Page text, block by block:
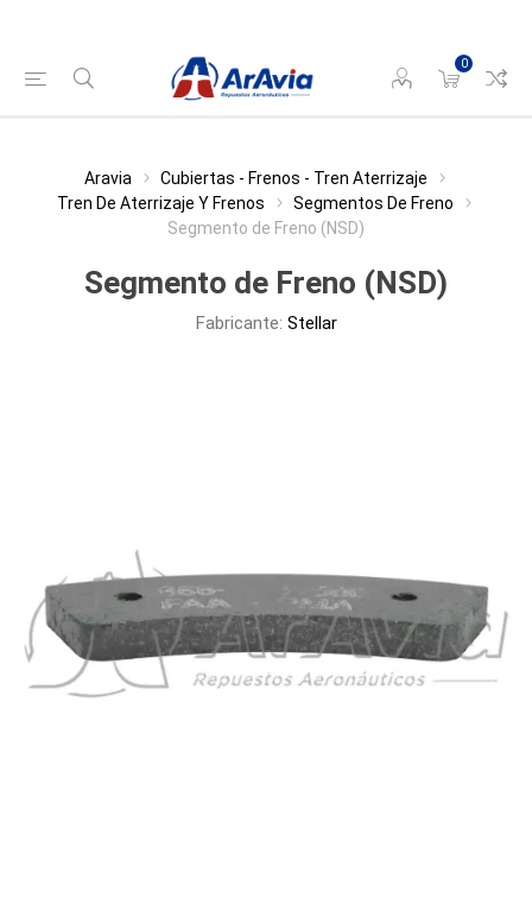
0
Aravia
Cubiertas - Frenos - Tren Aterrizaje
Tren De Aterrizaje Y Frenos
Segmentos De Freno
Segmento de Freno (NSD)
Segmento de Freno (NSD)
Fabricante: Stellar